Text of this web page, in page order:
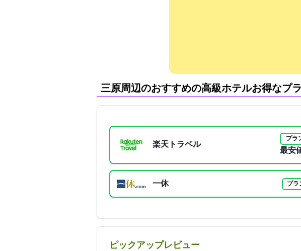
三原周辺のおすすめの高級ホテル:お得なプ
楽天トラベル
プラ
最安
一休 プラ
ピックアップレビュー